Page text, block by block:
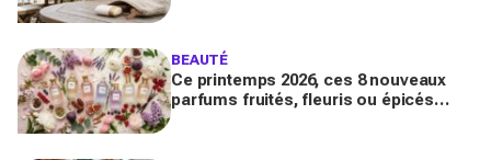
BEAUTÉ
Ce printemps 2026, ces 8 nouveaux
parfums fruités, fleuris ou épicés